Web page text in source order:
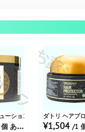
プ
ーション ヘアマスク
あたり
お薬
ダトリ ヘアプ
¥1,504 /1 個